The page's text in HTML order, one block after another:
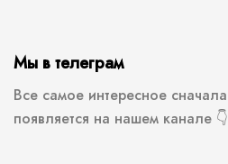
Мы в телеграм
Все самое интересное сначала
появляется на нашем канале 👇